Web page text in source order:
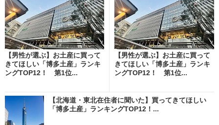
【男性が選ぶ】お土産に買って
きてほしい「博多土産」ランキ
ングTOP12！ 第1位...
【男性が選ぶ】お土産に買って
きてほしい「博多土産」ランキ
ングTOP12！ 第1位...
【北海道・東北在住者に聞いた】買ってきてほしい
「博多土産」ランキングTOP12！...